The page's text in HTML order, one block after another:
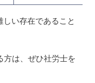
しい存在であること
方は、ぜひ社労士を